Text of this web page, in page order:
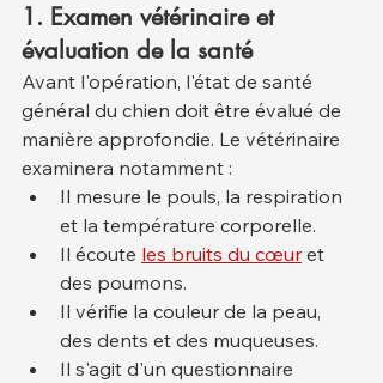
1. Examen vétérinaire et
évaluation de la santé
Avant l'opération, l'état de santé
général du chien doit être évalué de
manière approfondie. Le vétérinaire
examinera notamment :
Il mesure le pouls, la respiration
et la température corporelle.
Il écoute les bruits du cœur et
des poumons.
Il vérifie la couleur de la peau,
des dents et des muqueuses.
Il s'agit d'un questionnaire